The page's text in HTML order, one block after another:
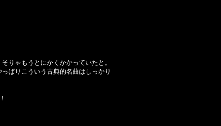
りゃもうとにかくかかっていたと。
ぱりこういう古典的名曲はしっかり